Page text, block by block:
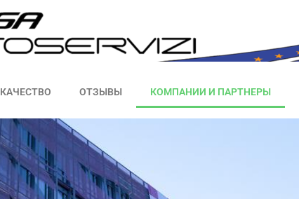
КАЧЕСТВО ОТЗЫВЫ КОМПАНИИ И ПАРТНЕРЫ